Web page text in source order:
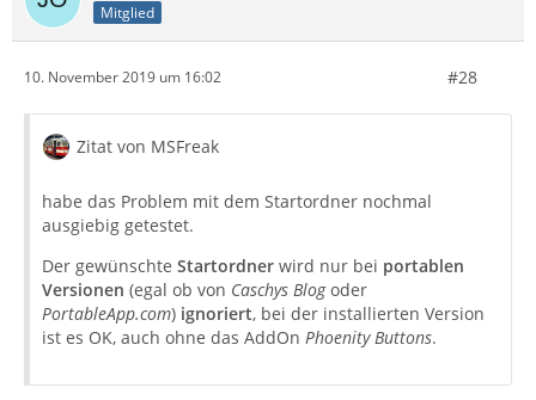
Mitglied
10. November 2019 um 16:02 #28
Zitat von MSFreak
habe das Problem mit dem Startordner nochmal
ausgiebig getestet.
Der gewünschte Startordner wird nur bei portablen
Versionen (egal ob von Caschys Blogoder
PortableApp.com) ignoriert, bei der installierten Version
ist es OK, auch ohne das AddOn Phoenity Buttons.